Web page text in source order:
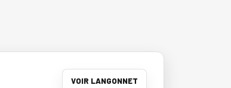
VOIR LANGONNET